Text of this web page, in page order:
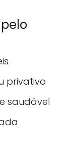
privativo
saudável